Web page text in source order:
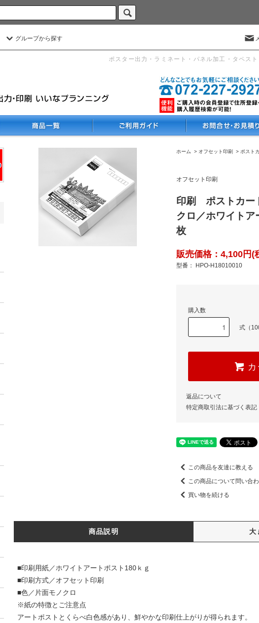
グループから探す
ポスター出力・ラミネート・パネル加工・タペス
ホーム > オフセット印刷 > ポスト
オフセット印刷
印刷 ポストカー
クロ／ホワイト
枚
販売価格：4,100円(
型番： HPO-H18010010
購入数
式（
返品について
特定商取引法に基づく表記
この商品を友達に教える
この商品について問い合
買い物を続ける
商品説明 大
■印刷用紙／ホワイトアートポスト180ｋｇ
■印刷方式／オフセット印刷
■色／片面モノクロ
※紙の特徴とご注意点
アートポストとくらべ白色感があり、鮮やかな印刷仕上がりが得られます。